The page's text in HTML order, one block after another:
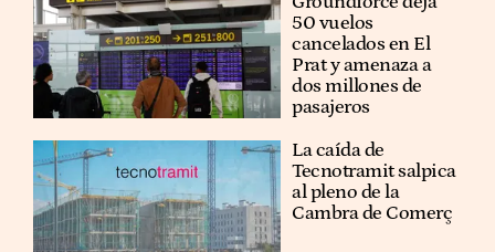
50 vuelos
cancelados en El
Prat y amenaza a
dos millones de
pasajeros
La caída de
Tecnotramit salpica
al pleno de la
Cambra de Comerç